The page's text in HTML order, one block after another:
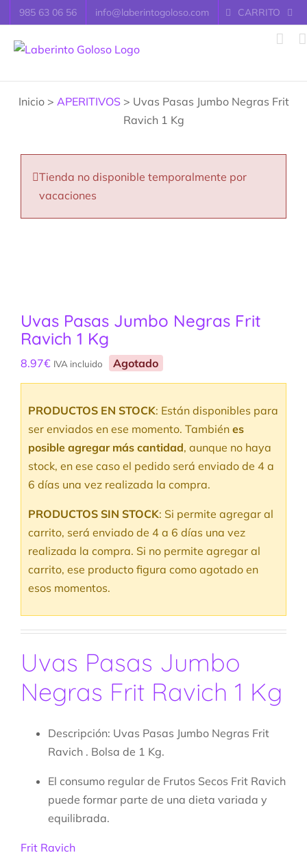
Saltar
al
contenido
985 63 06 56 info@laberintogoloso.com CARRITO
Inicio > APERITIVOS> Uvas Pasas Jumbo Negras Frit
Ravich 1 Kg
Tienda no disponible temporalmente por
vacaciones
Uvas Pasas Jumbo Negras Frit
Ravich 1 Kg
8.97€ IVA incluido Agotado
PRODUCTOS EN STOCK: Están disponibles para
ser enviados en ese momento. También es
posible agregar más cantidad, aunque no haya
stock, en ese caso el pedido será enviado de 4 a
6 días una vez realizada la compra.
PRODUCTOS SIN STOCK: Si permite agregar al
carrito, será enviado de 4 a 6 días una vez
realizada la compra. Si no permite agregar al
carrito, ese producto figura como agotado en
esos momentos.
Uvas Pasas Jumbo
Negras Frit Ravich 1 Kg
Descripción: Uvas Pasas Jumbo Negras Frit
Ravich . Bolsa de 1 Kg.
El consumo regular de Frutos Secos Frit Ravich
puede formar parte de una dieta variada y
equilibrada.
Frit Ravich